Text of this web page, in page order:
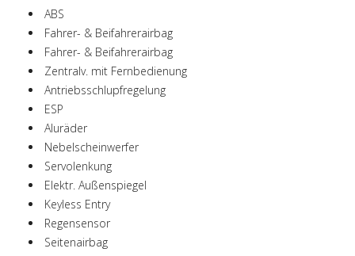
ABS
Fahrer- & Beifahrerairbag
Fahrer- & Beifahrerairbag
Zentralv. mit Fernbedienung
Antriebsschlupfregelung
ESP
Aluräder
Nebelscheinwerfer
Servolenkung
Elektr. Außenspiegel
Keyless Entry
Regensensor
Seitenairbag